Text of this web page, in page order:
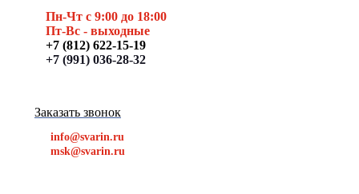
Пн-Чт с 9:00 до 18:00
Пт-Вс - выходные
+7 (812) 622-15-19
+7 (991) 036-28-32
Заказать звонок
info@svarin.ru
msk@svarin.ru